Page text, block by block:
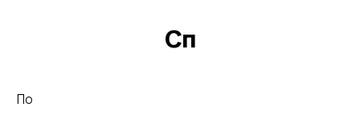
Сп
По